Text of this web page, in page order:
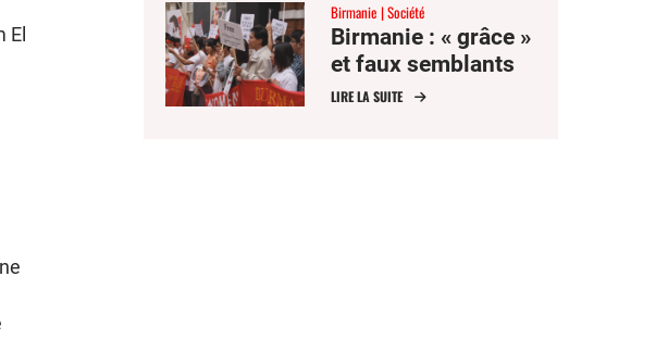
El
Birmanie Société
Birmanie : « grâce »
et faux semblants
LIRE LA SUITE